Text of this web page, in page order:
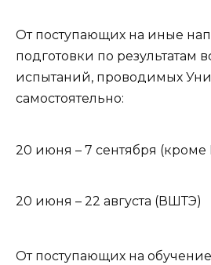
От поступающих на иные
подготовки по результатам
испытаний, проводимых
самостоятельно:
20 июня – 7 сентября
20 июня – 22 августа (ВШТЭ)
От поступающих на